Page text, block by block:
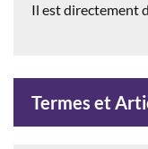
Il est directement
Termes et